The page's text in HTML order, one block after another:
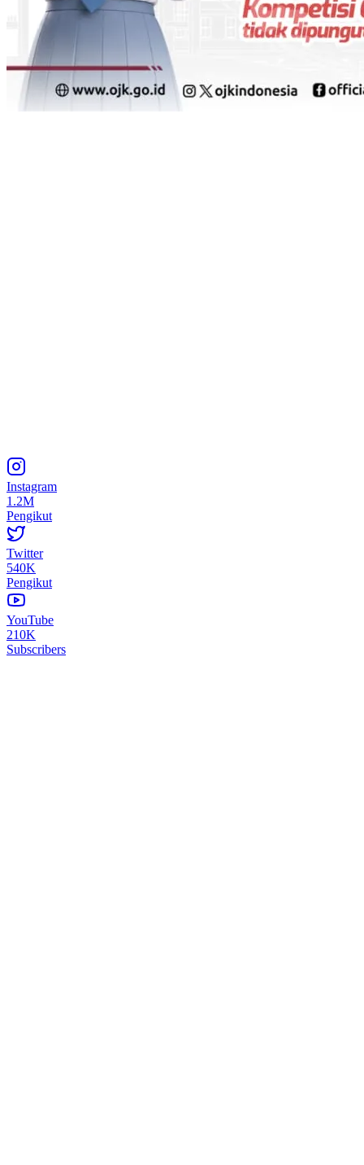
Instagram
1.2M
Pengikut
Twitter
540K
Pengikut
YouTube
210K
Subscribers